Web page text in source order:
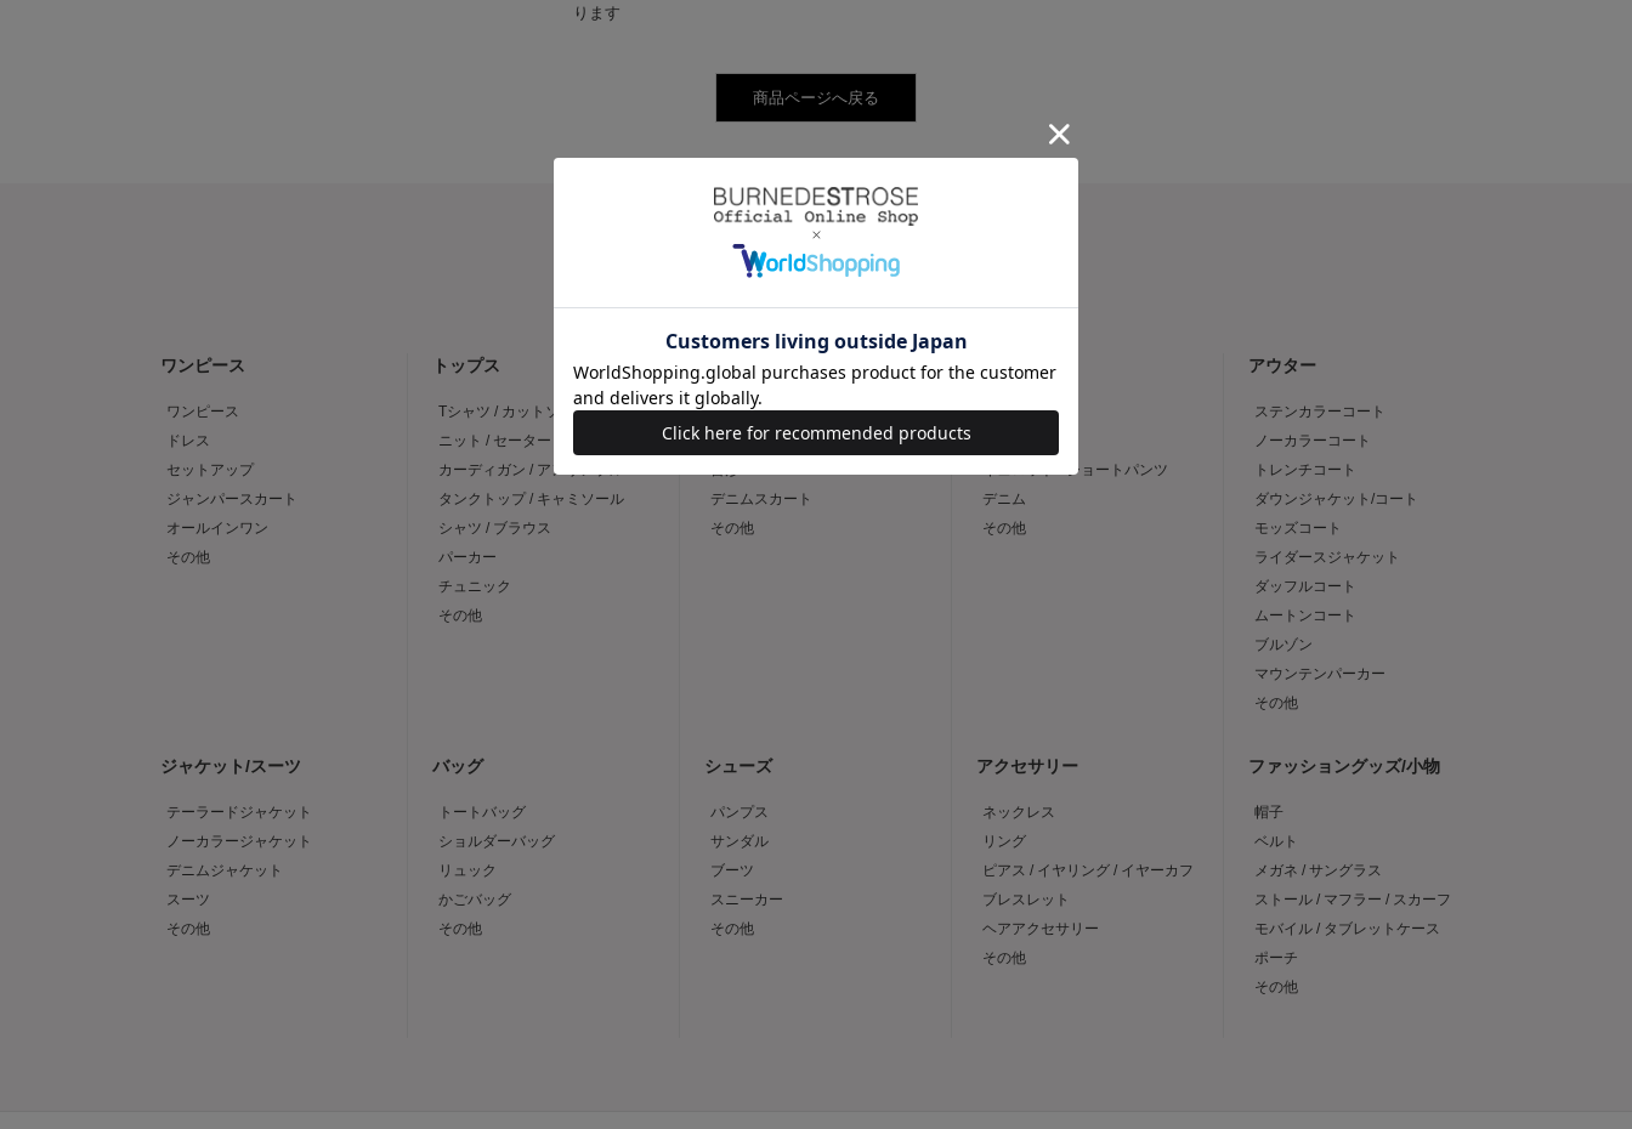
ります
CATEGORY
ワンピース
ワンピース
ドレス
セットアップ
ジャンパースカート
オールインワン
その他
トップス
Tシャツ / カットソー
ニット / セーター
カーディガン / アンサンブル
タンクトップ / キャミソール
シャツ / ブラウス
パーカー
チュニック
その他
スカート
フレア
タイト
デニムスカート
その他
パンツ
スリム
キュロット / ショートパンツ
デニム
その他
アウター
ステンカラーコート
ノーカラーコート
トレンチコート
ダウンジャケット/コート
モッズコート
ライダースジャケット
ダッフルコート
ムートンコート
ブルゾン
マウンテンパーカー
その他
ジャケット/スーツ
テーラードジャケット
ノーカラージャケット
デニムジャケット
スーツ
その他
バッグ
トートバッグ
ショルダーバッグ
リュック
かごバッグ
その他
シューズ
パンプス
サンダル
ブーツ
スニーカー
その他
アクセサリー
ネックレス
リング
ピアス / イヤリング / イヤーカフ
ブレスレット
ヘアアクセサリー
その他
ファッショングッズ/小物
帽子
ベルト
メガネ / サングラス
ストール / マフラー / スカーフ
モバイル / タブレットケース
ポーチ
その他